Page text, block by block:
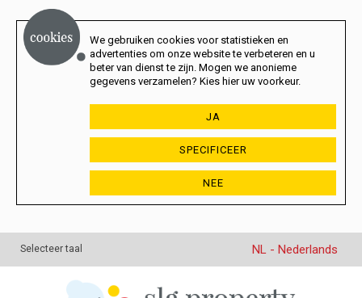
We gebruiken cookies voor statistieken en
advertenties om onze website te verbeteren en u
beter van dienst te zijn. Mogen we anonieme
gegevens verzamelen? Kies hier uw voorkeur.
JA
SPECIFICEER
NEE
Selecteer taal NL - Nederlands